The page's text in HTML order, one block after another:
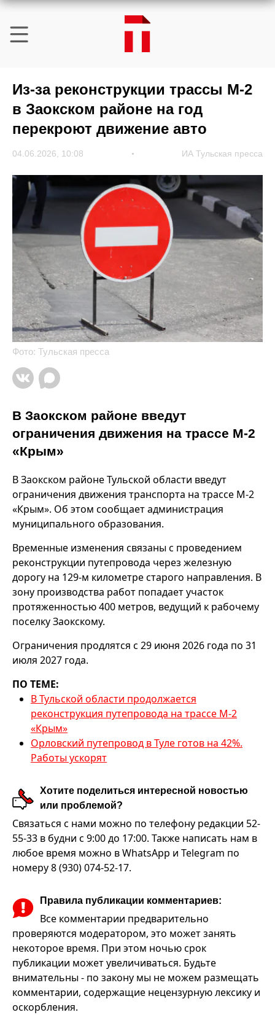
Из-за реконструкции трассы М-2
в Заокском районе на год
перекроют движение авто
04.06.2026, 10:08 ИА Тульская пресса
Фото: Тульская пресса
В Заокском районе введут
ограничения движения на трассе М-2
«Крым»
В Заокском районе Тульской области введут
ограничения движения транспорта на трассе М-2
«Крым». Об этом сообщает администрация
муниципального образования.
Временные изменения связаны с проведением
реконструкции путепровода через железную
дорогу на 129-м километре старого направления. В
зону производства работ попадает участок
протяженностью 400 метров, ведущий к рабочему
поселку Заокскому.
Ограничения продлятся с 29 июня 2026 года по 31
июля 2027 года.
ПО ТЕМЕ:
В Тульской области продолжается
реконструкция путепровода на трассе М-2
«Крым»
Орловский путепровод в Туле готов на 42%.
Работы ускорят
Хотите поделиться интересной новостью
или проблемой?
Связаться с нами можно по телефону редакции 52-
55-33 в будни с 9:00 до 17:00. Также написать нам в
любое время можно в WhatsApp и Telegram по
номеру 8 (930) 074-52-17.
Правила публикации комментариев:
Все комментарии предварительно
проверяются модератором, это может занять
некоторое время. При этом ночью срок
публикации может увеличиваться. Будьте
внимательны - по закону мы не можем размещать
комментарии, содержащие нецензурную лексику и
оскорбления.